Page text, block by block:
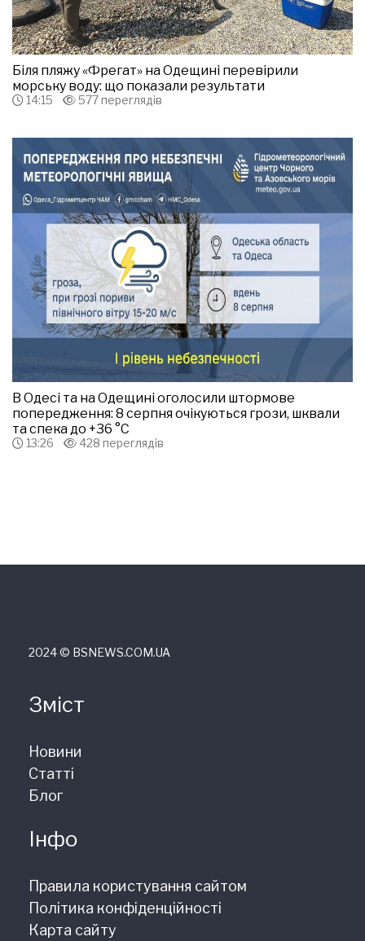
Біля пляжу «Фрегат» на Одещині перевірили
морську воду: що показали результати
14:15 577 переглядів
В Одесі та на Одещині оголосили штормове
попередження: 8 серпня очікуються грози, шквали
та спека до +36 °С
13:26 428 переглядів
2024 © ВSNEWS.COM.UA
Зміст
Новини
Статті
Блог
Інфо
Правила користування сайтом
Політика конфіденційності
Карта сайту